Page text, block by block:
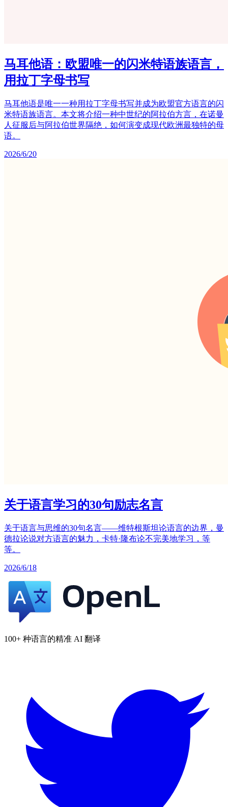
马耳他语：欧盟唯一的闪米特语族语言，
用拉丁字母书写
马耳他语是唯一一种用拉丁字母书写并成为欧盟官方语言的闪
米特语族语言。本文将介绍一种中世纪的阿拉伯方言，在诺曼
人征服后与阿拉伯世界隔绝，如何演变成现代欧洲最独特的母
语。
2026/6/20
关于语言学习的30句励志名言
关于语言与思维的30句名言——维特根斯坦论语言的边界，曼
德拉论说对方语言的魅力，卡特·隆布论不完美地学习，等
等。
2026/6/18
100+ 种语言的精准 AI 翻译